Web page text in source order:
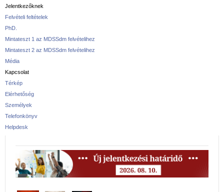
Jelentkezőknek
Felvételi feltételek
PhD.
Mintateszt 1 az MDSSdm felvételihez
Mintateszt 2 az MDSSdm felvételihez
Média
Kapcsolat
Térkép
Elérhetőség
Személyek
Telefonkönyv
Helpdesk